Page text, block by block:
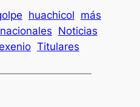
huachicol más
nacionales Noticias
Titulares